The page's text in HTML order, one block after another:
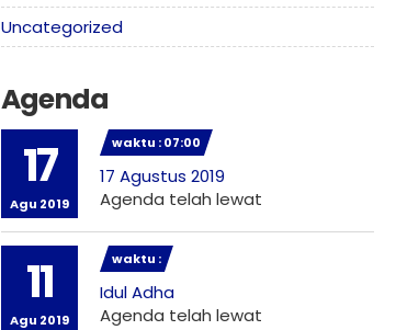
Uncategorized
Agenda
17
Agu 2019
waktu : 07:00
17 Agustus 2019
Agenda telah lewat
11
Agu 2019
waktu :
Idul Adha
Agenda telah lewat